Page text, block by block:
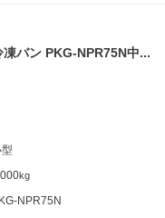
バン PKG-NPR75N中...
kg
NPR75N